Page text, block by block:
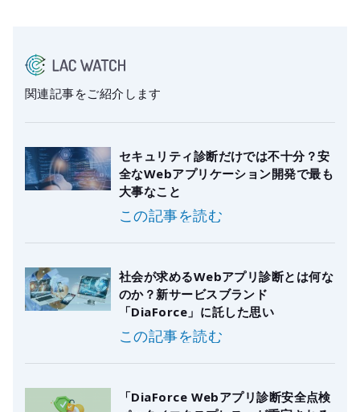
関連記事をご紹介します
セキュリティ診断だけでは不十分？安
全なWebアプリケーション開発で最も
大事なこと
この記事を読む
社会が求めるWebアプリ診断とは何な
のか？新サービスブランド
「DiaForce」に託した思い
この記事を読む
「DiaForce Webアプリ診断安全点検